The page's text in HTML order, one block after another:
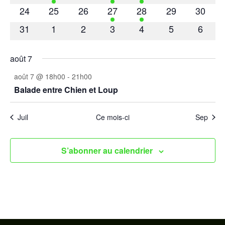
évènementsévènementévènementsévènementévènementévènements
0
évènements
24
0
évènements
25
0
évènements
26
1
évènement
27
1
évènement
28
0
évènements
29
0
30
0
31
0
1
0
2
0
3
0
4
0
5
0
6
août 7
août 7 @ 18h00 - 21h00
Balade entre Chien et Loup
Juil Ce mois-ci Sep
S’abonner au calendrier